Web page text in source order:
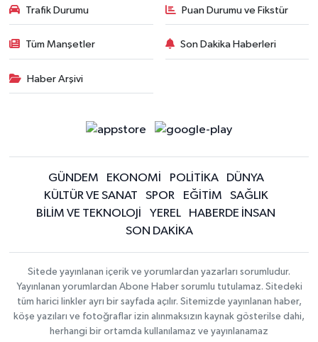
Trafik Durumu Puan Durumu ve Fikstür
Tüm Manşetler Son Dakika Haberleri
Haber Arşivi
GÜNDEM EKONOMİ POLİTİKA
DÜNYA
KÜLTÜR VE SANAT
SPOR EĞİTİM
SAĞLIK
BİLİM VE TEKNOLOJİ
YEREL
HABERDE İNSAN
SON DAKİKA
Sitede yayınlanan içerik ve yorumlardan yazarları sorumludur.
Yayınlanan yorumlardan Abone Haber sorumlu tutulamaz. Sitedeki
tüm harici linkler ayrı bir sayfada açılır. Sitemizde yayınlanan haber,
köşe yazıları ve fotoğraflar izin alınmaksızın kaynak gösterilse dahi,
herhangi bir ortamda kullanılamaz ve yayınlanamaz